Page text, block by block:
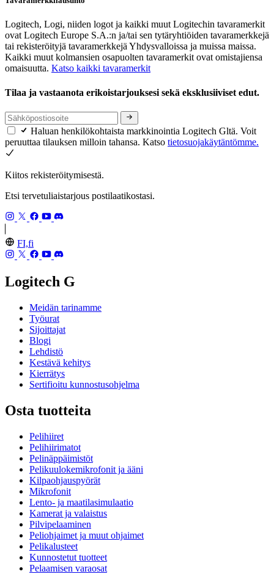
Logitech, Logi, niiden logot ja kaikki muut Logitechin tavaramerkit
ovat Logitech Europe S.A.:n ja/tai sen tytäryhtiöiden tavaramerkkejä
tai rekisteröityjä tavaramerkkejä Yhdysvalloissa ja muissa maissa.
Kaikki muut kolmansien osapuolten tavaramerkit ovat omistajiensa
omaisuutta. Katso kaikki tavaramerkit
Tilaa ja vastaanota erikoistarjouksesi sekä eksklusiiviset edut.
Haluan henkilökohtaista markkinointia Logitech Gltä. Voit
peruuttaa tilauksen milloin tahansa. Katso tietosuojakäytäntömme.
Kiitos rekisteröitymisestä.
Etsi tervetuliaistarjous postilaatikostasi.
FI,fi
Logitech G
Meidän tarinamme
Työurat
Sijoittajat
Blogi
Lehdistö
Kestävä kehitys
Kierrätys
Sertifioitu kunnostusohjelma
Osta tuotteita
Pelihiiret
Pelihiirimatot
Pelinäppäimistöt
Pelikuulokemikrofonit ja ääni
Kilpaohjauspyörät
Mikrofonit
Lento- ja maatilasimulaatio
Kamerat ja valaistus
Pilvipelaaminen
Peliohjaimet ja muut ohjaimet
Pelikalusteet
Kunnostetut tuotteet
Pelaamisen varaosat